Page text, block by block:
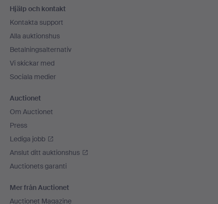
Hjälp och kontakt
Kontakta support
Alla auktionshus
Betalningsalternativ
Vi skickar med
Sociala medier
Auctionet
Om Auctionet
Press
Lediga jobb
Anslut ditt auktionshus
Auctionets garanti
Mer från Auctionet
Auctionet Magazine